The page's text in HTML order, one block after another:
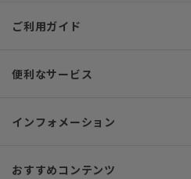
ご利用ガイド
便利なサービス
インフォメーション
おすすめコンテンツ